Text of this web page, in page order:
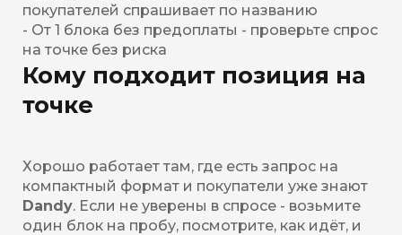
покупателей спрашивает по названию
- От 1 блока без предоплаты - проверьте спрос
на точке без риска
Кому подходит позиция на
точке
Хорошо работает там, где есть запрос на
компактный формат и покупатели уже знают
Dandy. Если не уверены в спросе - возьмите
один блок на пробу, посмотрите, как идёт, и